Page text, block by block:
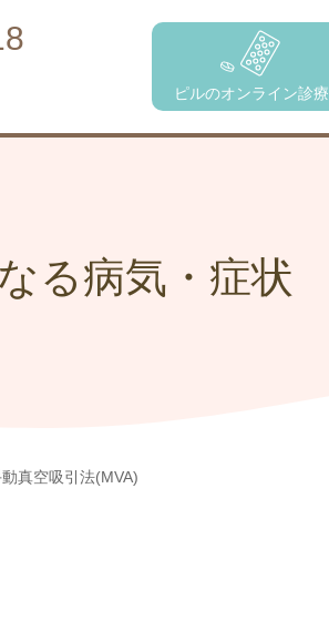
ピルのオンライン診療
る病気・症状
真空吸引法(MVA)